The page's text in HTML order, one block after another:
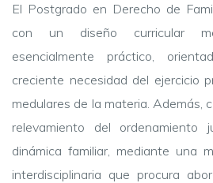
El Postgrado en Derecho de
con un diseño curricular
esencialmente práctico,
creciente necesidad del ejercicio
medulares de la materia. Además,
relevamiento del ordenamiento
dinámica familiar, mediante una
interdisciplinaria que procura